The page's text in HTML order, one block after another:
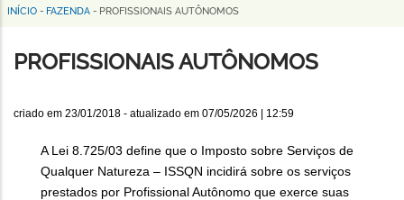
Horizonte
Trilha
de
INÍCIO - FAZENDA - PROFISSIONAIS AUTÔNOMOS
PROFISSIONAIS AUTÔNOMOS
criado em 23/01/2018 - atualizado em 07/05/2026 | 12:59
A Lei 8.725/03 define que o Imposto sobre Serviços de
Qualquer Natureza – ISSQN incidirá sobre os serviços
prestados por Profissional Autônomo que exerce suas